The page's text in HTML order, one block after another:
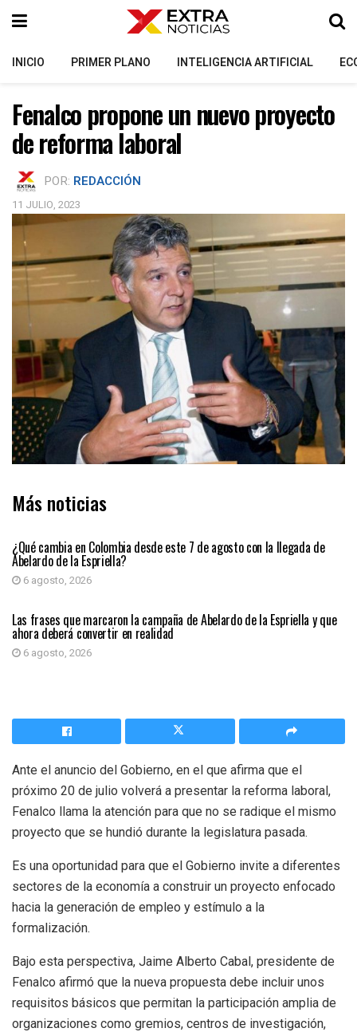
INICIO PRIMER PLANO INTELIGENCIA ARTIFICIAL
Fenalco propone un nuevo proyecto
de reforma laboral
POR: REDACCIÓN
11 JULIO, 2023
Más noticias
¿Qué cambia en Colombia desde este 7 de agosto con la llegada de
Abelardo de la Espriella?
6 agosto, 2026
PRIMER PLANO
Las frases que marcaron la campaña de Abelardo de la Espriella y que
ahora deberá convertir en realidad
6 agosto, 2026
Ante el anuncio del Gobierno, en el que afirma que el
próximo 20 de julio volverá a presentar la reforma laboral,
Fenalco llama la atención para que no se radique el mismo
proyecto que se hundió durante la legislatura pasada.
Es una oportunidad para que el Gobierno invite a diferentes
sectores de la economía a construir un proyecto enfocado
hacia la generación de empleo y estímulo a la
formalización.
Bajo esta perspectiva, Jaime Alberto Cabal, presidente de
Fenalco afirmó que la nueva propuesta debe incluir unos
requisitos básicos que permitan la participación amplia de
organizaciones como gremios, centros de investigación,